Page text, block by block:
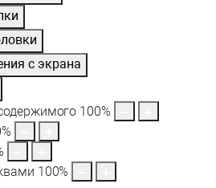
с экрана
100%
%
100%